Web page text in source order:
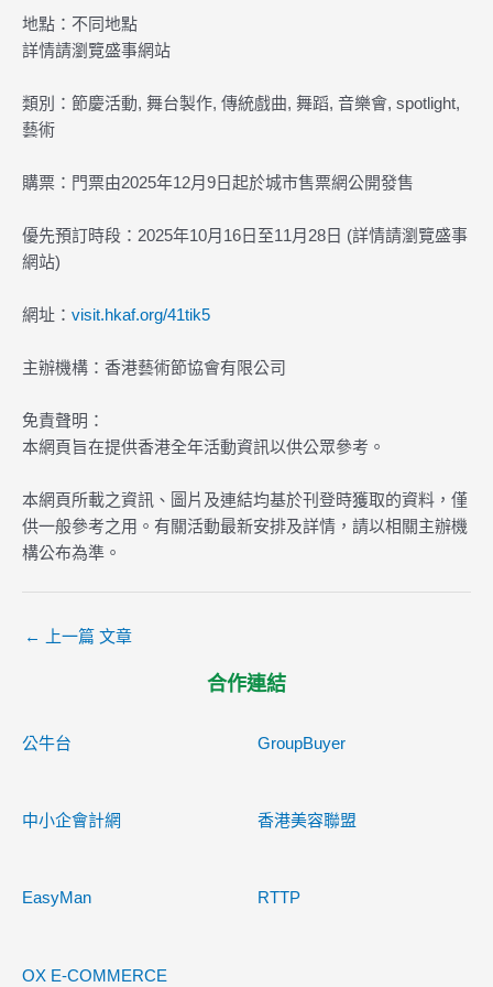
地點：不同地點
詳情請瀏覽盛事網站
類別：節慶活動, 舞台製作, 傳統戲曲, 舞蹈, 音樂會, spotlight,
藝術
購票：門票由2025年12月9日起於城市售票網公開發售
優先預訂時段：2025年10月16日至11月28日 (詳情請瀏覽盛事
網站)
網址： visit.hkaf.org/41tik5
主辦機構：香港藝術節協會有限公司
免責聲明：
本網頁旨在提供香港全年活動資訊以供公眾參考。
本網頁所載之資訊、圖片及連結均基於刊登時獲取的資料，僅
供一般參考之用。有關活動最新安排及詳情，請以相關主辦機
構公布為準。
← 上一篇 文章
合作連結
公牛台 GroupBuyer
中小企會計網 香港美容聯盟
EasyMan RTTP
OX E-COMMERCE